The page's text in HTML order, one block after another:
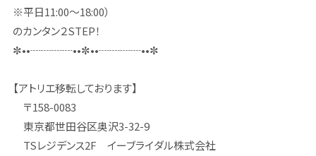
※平日11:00～18:00）
のカンタン２STEP！
✼••┈┈┈┈••✼••┈┈┈┈••✼
【アトリエ移転しております】
〒158-0083
東京都世田谷区奥沢3-32-9
TSレジデンス2F イーブライダル株式会社